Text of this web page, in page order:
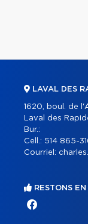
LAVAL DES
1620, boul. de
Laval des
Bur.:
Cell.: 514 865-
Courriel:
RESTONS